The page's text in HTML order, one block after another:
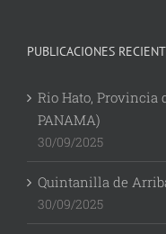
PUBLICACIONES
Rio Hato, Provincia
PANAMA)
30/09/2025
Quintanilla de
30/09/2025